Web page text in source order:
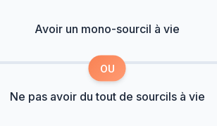
Avoir un mono-sourcil à vie
OU
Ne pas avoir du tout de sourcils à vie